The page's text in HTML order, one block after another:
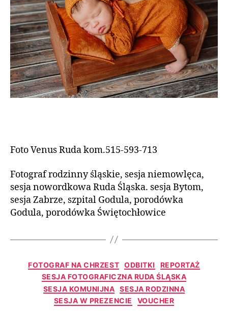
Foto Venus Ruda kom.515-593-713
Fotograf rodzinny śląskie, sesja niemowlęca,
sesja nowordkowa Ruda Śląska. sesja Bytom,
sesja Zabrze, szpital Godula, porodówka
Godula, porodówka Świętochłowice
FOTOGRAF NA CHRZEST ODBITKI
REPORTAŻ
SESJA FOTOGRAFICZNA RUDA ŚLĄSKA
SESJA KOMUNIJNA
SESJA RODZINNA
SESJA W PREZENCIE
VOUCHER